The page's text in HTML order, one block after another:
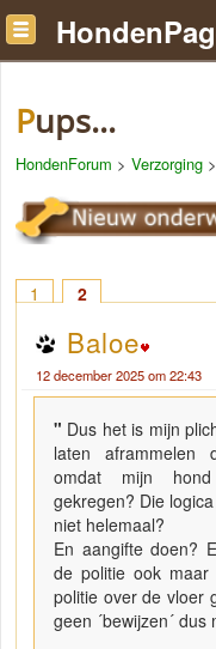
Pups...
HondenForum > Verzorging >
1 2
Baloe
12 december 2025 om 22:43
" Dus het is mijn
laten aframmelen
omdat mijn
gekregen? Die
niet helemaal?
En aangifte doen?
de politie ook
politie over de vloer
geen ´bewijzen´